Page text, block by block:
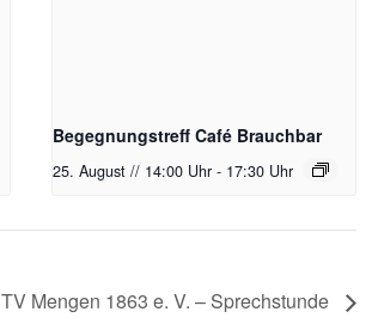
Begegnungstreff Café Brauchbar
25. August // 14:00 Uhr - 17:30 Uhr
TV Mengen 1863 e. V. – Sprechstunde